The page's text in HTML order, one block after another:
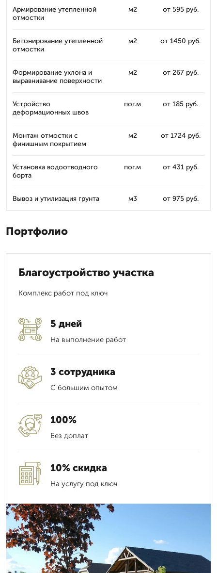
Армирование утепленной
отмостки
м2 от 595 руб.
Бетонирование утепленной
отмостки
м2 от 1450 руб.
Формирование уклона и
выравнивание поверхности
м2 от 267 руб.
Устройство
деформационных швов
пог.м от 185 руб.
Монтаж отмостки с
финишным покрытием
м2 от 1724 руб.
Установка водоотводного
борта
пог.м от 431 руб.
Вывоз и утилизация грунта м3 от 975 руб.
Портфолио
Благоустройство участка
Комплекс работ под ключ
5 дней
На выполнение работ
3 сотрудника
С большим опытом
100%
Без доплат
10% скидка
На услугу под ключ